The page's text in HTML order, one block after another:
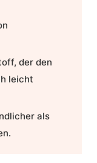
der den
leicht
als